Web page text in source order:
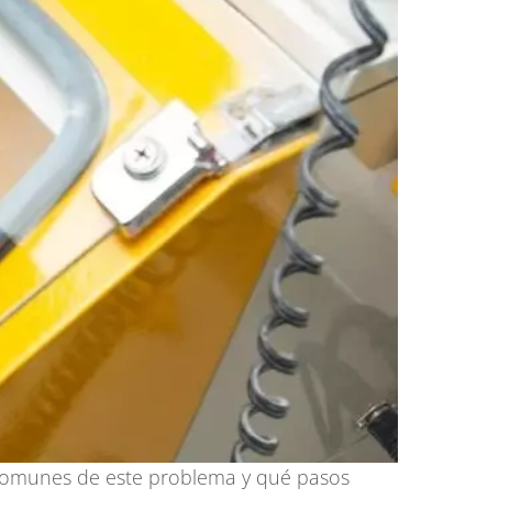
de este problema y qué pasos